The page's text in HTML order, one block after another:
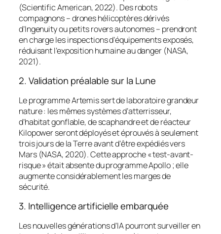
(Scientific American, 2022). Des robots
compagnons – drones hélicoptères dérivés
d’Ingenuityou petits rovers autonomes – prendront
en charge les inspections d’équipements exposés,
réduisant l’exposition humaine au danger (NASA,
2021).
2. Validation préalable sur la Lune
Le programmeArtemissert de laboratoire grandeur
nature : les mêmes systèmes d’atterrisseur,
d’habitat gonflable, de scaphandre et de réacteur
Kilopower seront déployés et éprouvés à seulement
trois jours de la Terre avant d’être expédiés vers
Mars (NASA, 2020). Cette approche « test-avant-
risque » était absente du programme Apollo ; elle
augmente considérablement les marges de
sécurité.
3. Intelligence artificielle embarquée
Les nouvelles générations d’IA pourront surveiller en